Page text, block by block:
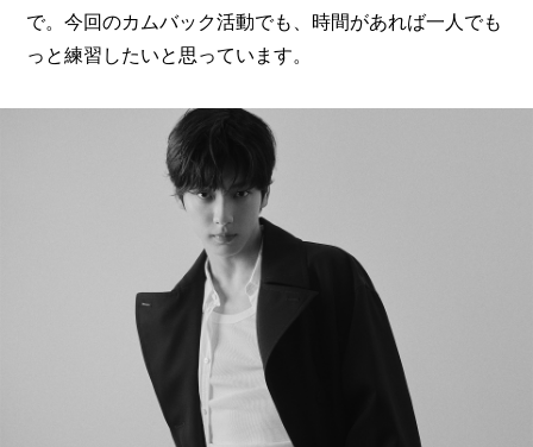
で。今回のカムバック活動でも、時間があれば一人でも
っと練習したいと思っています。